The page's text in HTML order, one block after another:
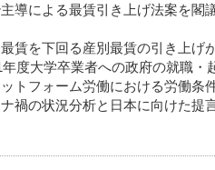
導による最賃引き上げ法案を
賃を下回る産別最賃の引き上
年度大学卒業者への政府の就職・
トフォーム労働における労働条
ナ禍の状況分析と日本に向けた